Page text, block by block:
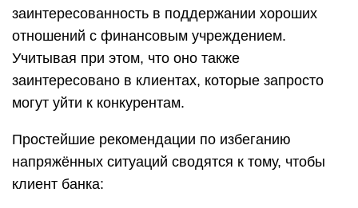
заинтересованность в поддержании хороших
отношений с финансовым учреждением.
Учитывая при этом, что оно также
заинтересовано в клиентах, которые запросто
могут уйти к конкурентам.
Простейшие рекомендации по избеганию
напряжённых ситуаций сводятся к тому, чтобы
клиент банка: